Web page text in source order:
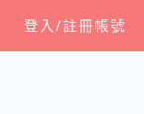
登入/註冊帳號